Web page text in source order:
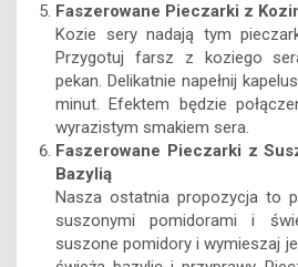
Faszerowane Pieczarki z
Kozie sery nadają tym
Przygotuj farsz z koziego
pekan. Delikatnie napełnij
minut. Efektem będzie
wyrazistym smakiem sera.
Faszerowane Pieczarki z
Bazylią
Nasza ostatnia propozycja to
suszonymi pomidorami i
suszone pomidory i wymieszaj